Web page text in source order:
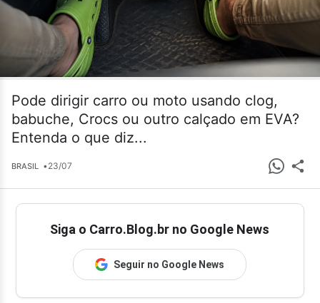
Pode dirigir carro ou moto usando clog,
babuche, Crocs ou outro calçado em EVA?
Entenda o que diz...
BRASIL •23/07
Siga o Carro.Blog.br no Google News
Seguir no Google News